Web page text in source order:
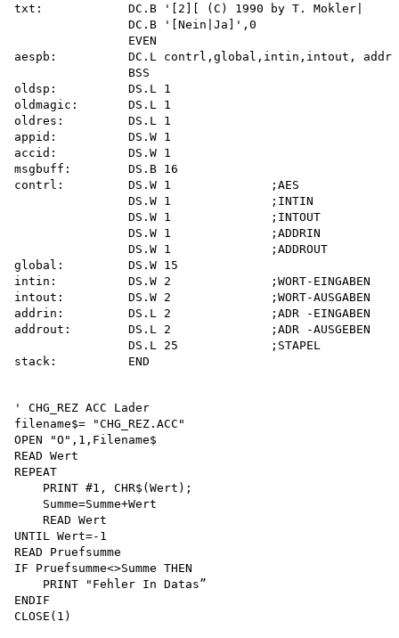
txt:            DC.B '[2][ (C) 1990 by T. Mokler|
                DC.B '[Nein|Ja]',0
                EVEN
aespb:          DC.L contrl,global,intin,intout,
                BSS
oldsp:          DS.L 1
oldmagic:       DS.L 1
oldres:         DS.L 1
appid:          DS.W 1
accid:          DS.W 1
msgbuff:        DS.B 16
contrl:         DS.W 1              ;AES
                DS.W 1              ;INTIN
                DS.W 1              ;INTOUT
                DS.W 1              ;ADDRIN
                DS.W 1              ;ADDROUT
global:         DS.W 15
intin:          DS.W 2              ;WORT-EINGABEN
intout:         DS.W 2              ;WORT-AUSGABEN
addrin:         DS.L 2              ;ADR -EINGABEN
addrout:        DS.L 2              ;ADR -AUSGEBEN
                DS.L 25             ;STAPEL
' CHG_REZ ACC Lader
filename$= "CHG_REZ.ACC"
OPEN "O",1,Filename$
READ Wert
REPEAT
    PRINT #1, CHR$(Wert);
    Summe=Summe+Wert
    READ Wert
UNTIL Wert=-1
READ Pruefsumme
IF Pruefsumme<>Summe THEN
    PRINT "Fehler In Datas”
ENDIF
CLOSE(1)